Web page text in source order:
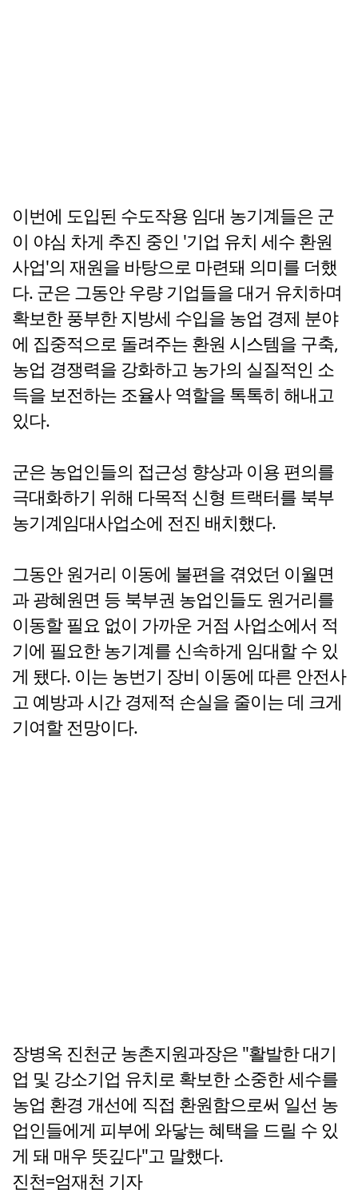
이번에 도입된 수도작용 임대 농기계들은 군
이 야심 차게 추진 중인 '기업 유치 세수 환원
사업'의 재원을 바탕으로 마련돼 의미를 더했
다. 군은 그동안 우량 기업들을 대거 유치하며
확보한 풍부한 지방세 수입을 농업 경제 분야
에 집중적으로 돌려주는 환원 시스템을 구축,
농업 경쟁력을 강화하고 농가의 실질적인 소
득을 보전하는 조율사 역할을 톡톡히 해내고
있다.
군은 농업인들의 접근성 향상과 이용 편의를
극대화하기 위해 다목적 신형 트랙터를 북부
농기계임대사업소에 전진 배치했다.
그동안 원거리 이동에 불편을 겪었던 이월면
과 광혜원면 등 북부권 농업인들도 원거리를
이동할 필요 없이 가까운 거점 사업소에서 적
기에 필요한 농기계를 신속하게 임대할 수 있
게 됐다. 이는 농번기 장비 이동에 따른 안전사
고 예방과 시간 경제적 손실을 줄이는 데 크게
기여할 전망이다.
장병옥 진천군 농촌지원과장은 "활발한 대기
업 및 강소기업 유치로 확보한 소중한 세수를
농업 환경 개선에 직접 환원함으로써 일선 농
업인들에게 피부에 와닿는 혜택을 드릴 수 있
게 돼 매우 뜻깊다"고 말했다.
진천=엄재천 기자